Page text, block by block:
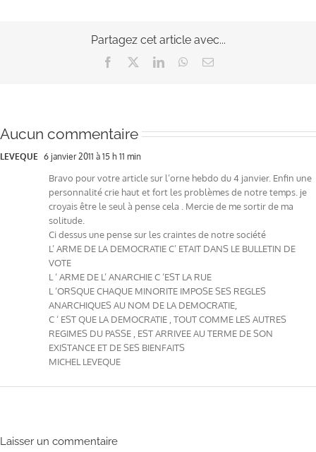
Partagez cet article avec...
Facebook LinkedInWhatsApp
Email
Aucun commentaire
LEVEQUE 6 janvier 2011 à 15 h 11 min
Bravo pour votre article sur l’orne hebdo du 4 janvier. Enfin une
personnalité crie haut et fort les problèmes de notre temps. je
croyais être le seul à pense cela . Mercie de me sortir de ma
solitude.
Ci dessus une pense sur les craintes de notre société
L’ ARME DE LA DEMOCRATIE C’ ETAIT DANS LE BULLETIN DE
VOTE
L ‘ ARME DE L’ ANARCHIE C ‘EST LA RUE
L ‘ORSQUE CHAQUE MINORITE IMPOSE SES REGLES
ANARCHIQUES AU NOM DE LA DEMOCRATIE,
C ‘ EST QUE LA DEMOCRATIE , TOUT COMME LES AUTRES
REGIMES DU PASSE , EST ARRIVEE AU TERME DE SON
EXISTANCE ET DE SES BIENFAITS
MICHEL LEVEQUE
Laisser un commentaire